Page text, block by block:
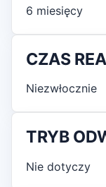
6 miesięcy
CZAS
Niezwłocznie
TRYB
Nie dotyczy